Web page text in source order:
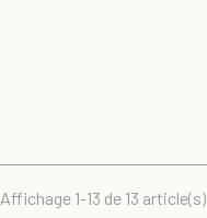
Affichage 1-13 de 13 article(s)